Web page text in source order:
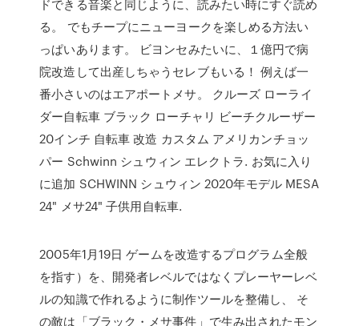
ドできる音楽と同じように、読みたい時にすぐ読め
る。 でもチープにニューヨークを楽しめる方法い
っぱいあります。 ビヨンセみたいに、１億円で病
院改造して出産しちゃうセレブもいる！ 例えば一
番小さいのはエアポートメサ。 クルーズ ローライ
ダー自転車 ブラック ローチャリ ビーチクルーザー
20インチ 自転車 改造 カスタム アメリカンチョッ
パー Schwinn シュウィン エレクトラ. お気に入り
に追加 SCHWINN シュウィン 2020年モデル MESA
24" メサ24" 子供用自転車.
2005年1月19日 ゲームを改造するプログラム全般
を指す）を、開発者レベルではなくプレーヤーレベ
ルの知識で作れるように制作ツールを整備し、 そ
の敵は「ブラック・メサ事件」で生み出されたモン